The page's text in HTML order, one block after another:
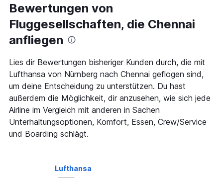
Bewertungen von
Fluggesellschaften, die Chennai
anfliegen
Lies dir Bewertungen bisheriger Kunden durch, die mit
Lufthansa von Nürnberg nach Chennai geflogen sind,
um deine Entscheidung zu unterstützen. Du hast
außerdem die Möglichkeit, dir anzusehen, wie sich jede
Airline im Vergleich mit anderen in Sachen
Unterhaltungsoptionen, Komfort, Essen, Crew/Service
und Boarding schlägt.
Lufthansa